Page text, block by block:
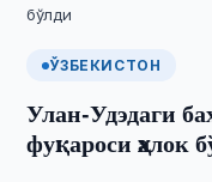
бўлди
ЎЗБЕКИСТОН
Улан-Удэдаги
фуқароси ҳалок